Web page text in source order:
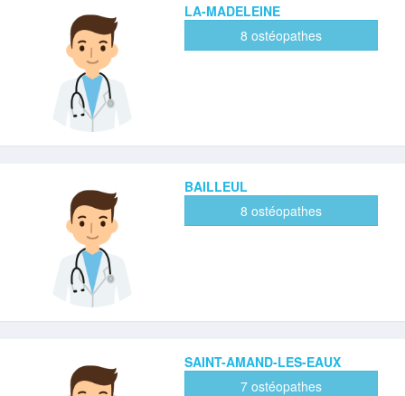
LA-MADELEINE
8 ostéopathes
BAILLEUL
8 ostéopathes
SAINT-AMAND-LES-EAUX
7 ostéopathes